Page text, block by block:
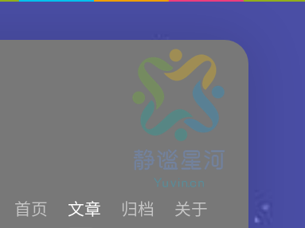
首页 文章 归档 关于